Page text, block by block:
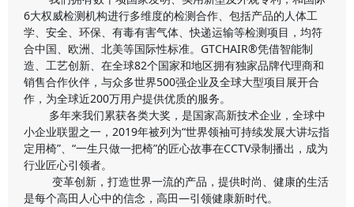
6大权威检测机构进行多维度的检测合作、包括产品的人体工
学、安全、环保、有毒有害气体、快递运输等检测项目，均符
合中国、欧洲、北美等国际性标准。GTCHAIR®凭借智能制
造、工艺创新、在全球82个国家和地区拥有独家品牌代理商和
销售合作伙伴，与众多世界500强企业及全球大型项目展开合
作，为全球近200万用户提供优质的服务。
多年来我们累获各类大奖，是国家高新技术企业，全球中
小企业联盟之一，2019年被列为“世界领袖可持续发展大讲坛指
定用椅”、“一生只做一把椅”的匠心故事在CCTV录制播出，成为
行业匠心引领者。
变革创新，打造世界一流的产品，提供时尚、健康的生活
是每个高田人心中的信念，高田—引领健康新时代。